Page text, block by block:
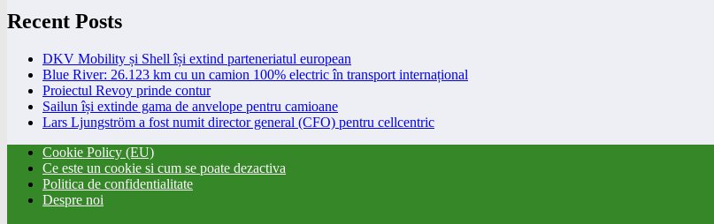
Recent Posts
DKV Mobility și Shell își extind parteneriatul european
Blue River: 26.123 km cu un camion 100% electric în transport internațional
Proiectul Revoy prinde contur
Sailun își extinde gama de anvelope pentru camioane
Lars Ljungström a fost numit director general (CFO) pentru cellcentric
Cookie Policy (EU)
Ce este un cookie si cum se poate dezactiva
Politica de confidentialitate
Despre noi